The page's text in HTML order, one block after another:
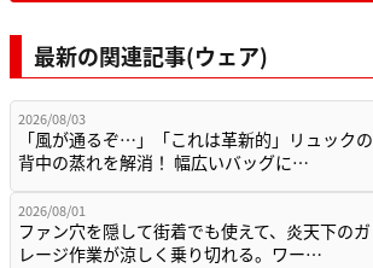
最新の関連記事(ウェア)
2026/08/03
「風が通るぞ…」「これは革新的」リュックの
背中の蒸れを解消！ 幅広いバッグに…
2026/08/01
ファン穴を隠して街着でも使えて、炎天下のガ
レージ作業が涼しく乗り切れる。ワー…